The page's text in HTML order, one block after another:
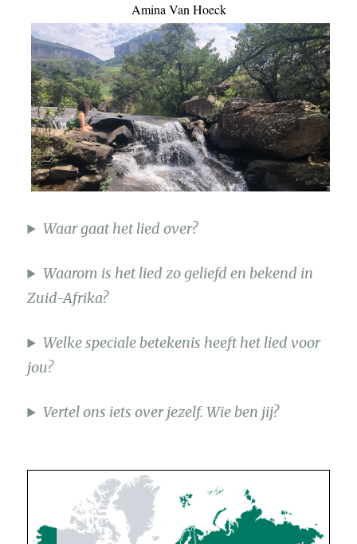
Amina Van Hoeck
Waar gaat het lied over?
Waarom is het lied zo geliefd en bekend in
Zuid-Afrika?
Welke speciale betekenis heeft het lied voor
jou?
Vertel ons iets over jezelf. Wie ben jij?